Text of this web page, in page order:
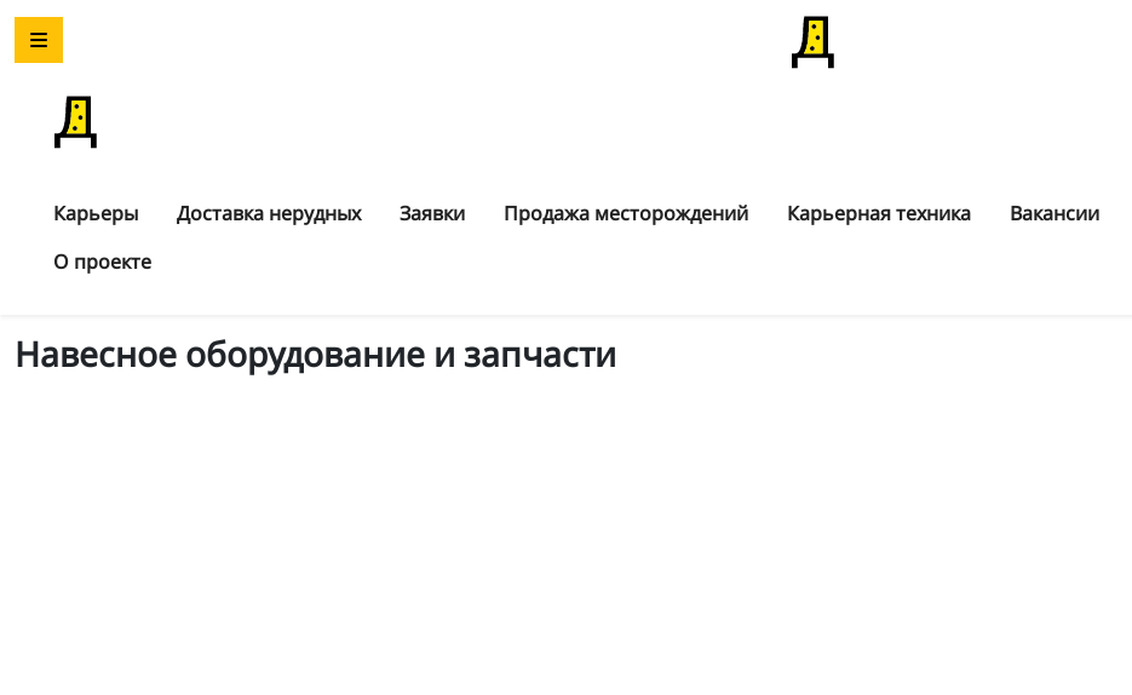
Карьеры Доставка нерудных Заявки Продажа месторождений Карьерная техника Вакансии
О проекте
Навесное оборудование и запчасти